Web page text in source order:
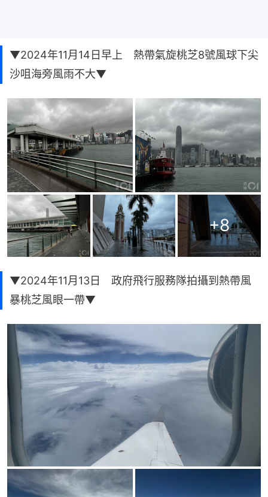
▼2024年11月14日早上 熱帶氣旋桃芝8號風球下尖
沙咀海旁風雨不大▼
+8
▼2024年11月13日 政府飛行服務隊拍攝到熱帶風
暴桃芝風眼一帶▼